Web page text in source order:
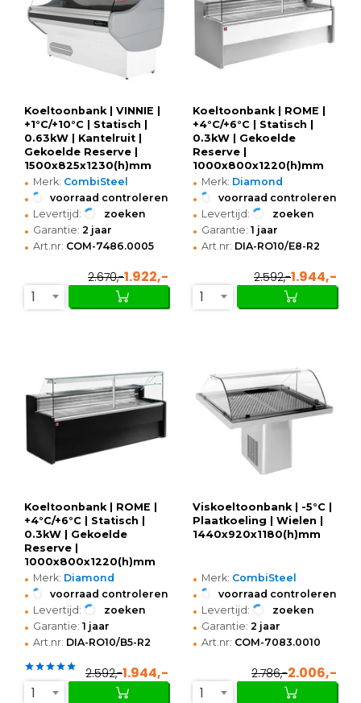
Koeltoonbank | VINNIE |
+1°C/+10°C | Statisch |
0.63kW | Kantelruit |
Gekoelde Reserve |
1500x825x1230(h)mm
• Merk: CombiSteel
• voorraad controleren
• Levertijd: zoeken
• Garantie: 2 jaar
• Art.nr: COM-7486.0005
2.670,-1.922,-
1
Koeltoonbank | ROME |
+4°C/+6°C | Statisch |
0.3kW | Gekoelde
Reserve |
1000x800x1220(h)mm
• Merk: Diamond
• voorraad controleren
• Levertijd: zoeken
• Garantie: 1 jaar
• Art.nr: DIA-RO10/E8-R2
2.592,-1.944,-
1
Koeltoonbank | ROME |
+4°C/+6°C | Statisch |
0.3kW | Gekoelde
Reserve |
1000x800x1220(h)mm
• Merk: Diamond
• voorraad controleren
• Levertijd: zoeken
• Garantie: 1 jaar
• Art.nr: DIA-RO10/B5-R2
2.592,-1.944,-
1
Viskoeltoonbank | -5°C |
Plaatkoeling | Wielen |
1440x920x1180(h)mm
• Merk: CombiSteel
• voorraad controleren
• Levertijd: zoeken
• Garantie: 2 jaar
• Art.nr: COM-7083.0010
2.786,-2.006,-
1